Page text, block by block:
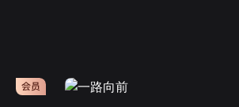
会员